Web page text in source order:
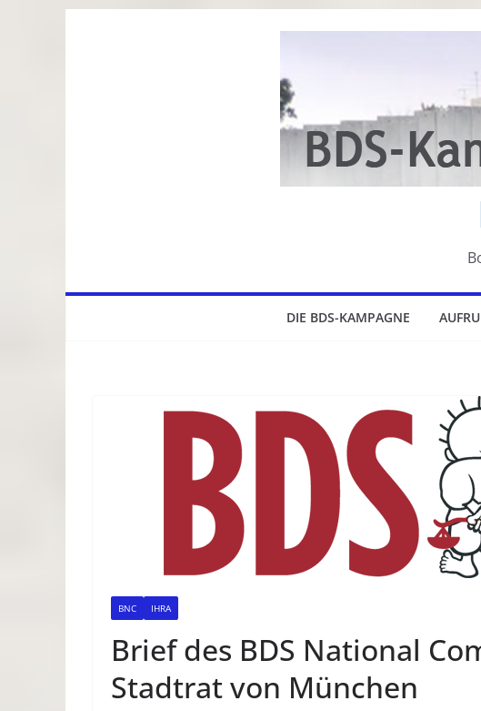
DIE BDS-KAMPAGNE
BNC IHRA
Brief des BDS National
Stadtrat von München